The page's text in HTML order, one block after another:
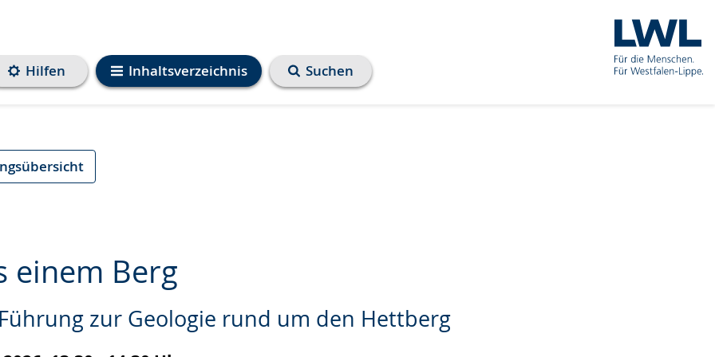
Inhaltsverzeichnis
Hilfen Suchen
einem Berg
zur Geologie rund um den Hettberg